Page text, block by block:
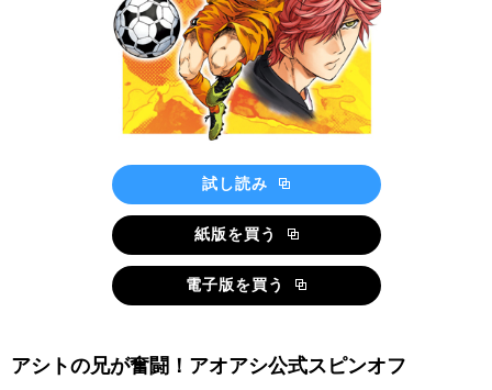
試し読み
紙版を買う
電子版を買う
アシトの兄が奮闘！アオアシ公式スピンオフ